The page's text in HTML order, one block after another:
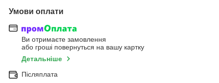
Умови оплати
Ви отримаєте замовлення
або гроші повернуться на вашу картку
Детальніше
Післяплата